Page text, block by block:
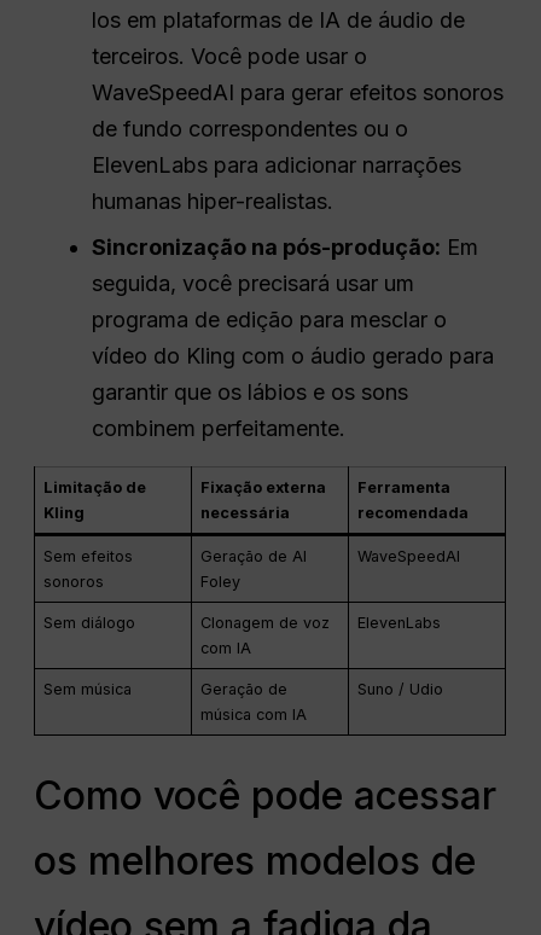
los em plataformas de IA de áudio de
terceiros. Você pode usar o
WaveSpeedAI para gerar efeitos sonoros
de fundo correspondentes ou o
ElevenLabs para adicionar narrações
humanas hiper-realistas.
Sincronização na pós-produção: Em
seguida, você precisará usar um
programa de edição para mesclar o
vídeo do Kling com o áudio gerado para
garantir que os lábios e os sons
combinem perfeitamente.
Limitação de
Kling
Fixação externa
necessária
Ferramenta
recomendada
Sem efeitos
sonoros
Geração de AI
Foley
WaveSpeedAI
Sem diálogo
Clonagem de voz
com IA
ElevenLabs
Sem música
Geração de
música com IA
Suno / Udio
Como você pode acessar
os melhores modelos de